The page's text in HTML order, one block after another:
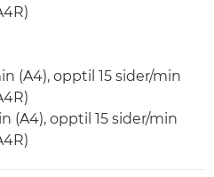
(A4), opptil 15 sider/min
(A4), opptil 15 sider/min